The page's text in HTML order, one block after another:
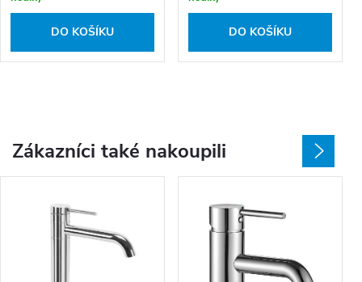
DO KOŠÍKU DO KOŠÍKU
Zákazníci také nakoupili